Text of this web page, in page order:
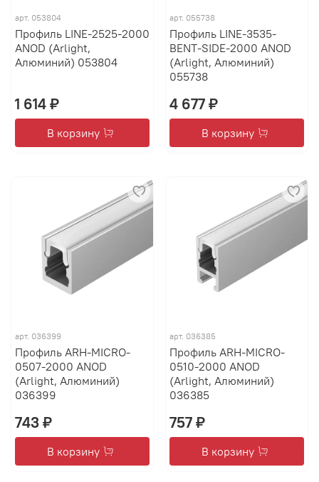
арт. 053804
Профиль LINE-2525-2000
ANOD (Arlight,
Алюминий) 053804
1 614 ₽
В корзину
арт. 055738
Профиль LINE-3535-
BENT-SIDE-2000 ANOD
(Arlight, Алюминий)
055738
4 677 ₽
В корзину
арт. 036399
Профиль ARH-MICRO-
0507-2000 ANOD
(Arlight, Алюминий)
036399
743 ₽
В корзину
арт. 036385
Профиль ARH-MICRO-
0510-2000 ANOD
(Arlight, Алюминий)
036385
757 ₽
В корзину